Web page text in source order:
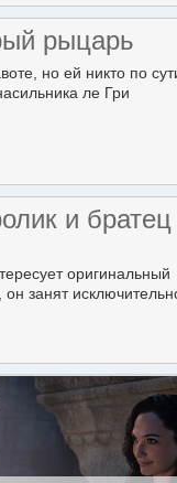
рыцарь
но ей никто по
ле Гри
и братец
оригинальный
занят